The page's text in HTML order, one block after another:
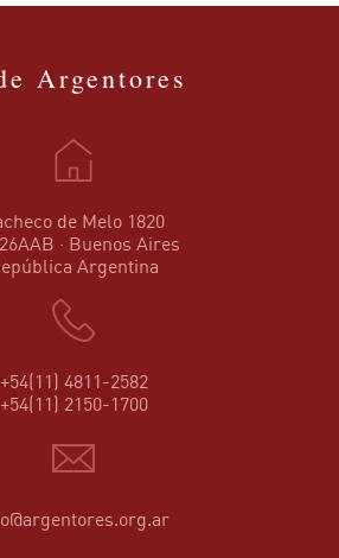
Argentores
de Melo 1820
· Buenos Aires
Argentina
+54(11) 4811-2582
+54(11) 2150-1700